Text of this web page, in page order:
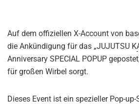
Auf dem offiziellen X-Account von
die Ankündigung für das „JUJUTSU K
Anniversary SPECIAL POPUP
für großen Wirbel sorgt.
Dieses Event ist ein spezieller Pop-